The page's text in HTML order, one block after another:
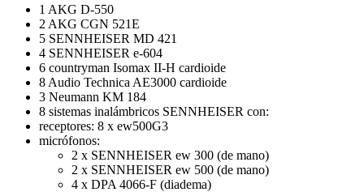
1 AKG D-550
2 AKG CGN 521E
5 SENNHEISER MD 421
4 SENNHEISER e-604
6 countryman Isomax II-H cardioide
8 Audio Technica AE3000 cardioide
3 Neumann KM 184
8 sistemas inalámbricos SENNHEISER con:
receptores: 8 x ew500G3
micrófonos:
2 x SENNHEISER ew 300 (de mano)
2 x SENNHEISER ew 500 (de mano)
4 x DPA 4066-F (diadema)